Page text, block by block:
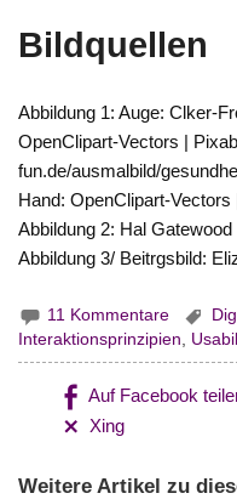
Bildquellen
Abbildung 1: Auge: Clker-
OpenClipart-Vectors |
fun.de/ausmalbild/
Hand: OpenClipart-Vectors
Abbildung 2: Hal
Abbildung 3/ Beitrgsbild:
11 Kommentare
Interaktionsprinzipien,
Auf Facebook
Xing
Weitere Artikel zu